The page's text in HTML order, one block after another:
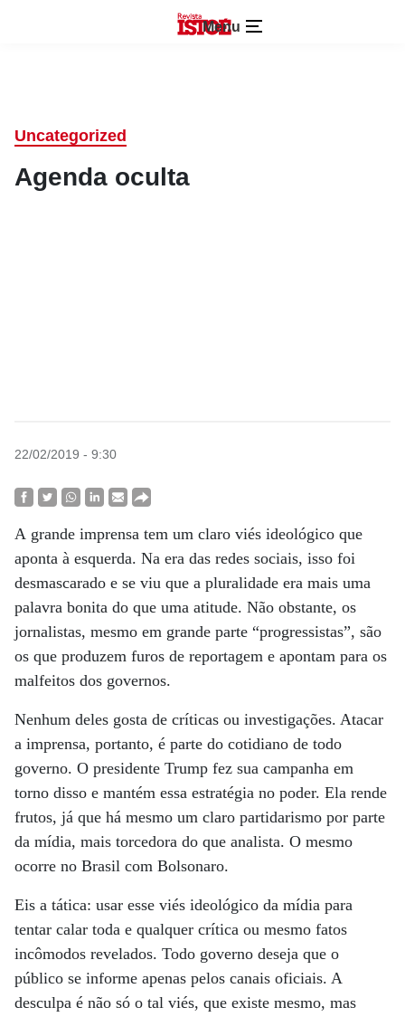
Menu
Uncategorized
Agenda oculta
22/02/2019 - 9:30
A grande imprensa tem um claro viés ideológico que
aponta à esquerda. Na era das redes sociais, isso foi
desmascarado e se viu que a pluralidade era mais uma
palavra bonita do que uma atitude. Não obstante, os
jornalistas, mesmo em grande parte “progressistas”, são
os que produzem furos de reportagem e apontam para os
malfeitos dos governos.
Nenhum deles gosta de críticas ou investigações. Atacar
a imprensa, portanto, é parte do cotidiano de todo
governo. O presidente Trump fez sua campanha em
torno disso e mantém essa estratégia no poder. Ela rende
frutos, já que há mesmo um claro partidarismo por parte
da mídia, mais torcedora do que analista. O mesmo
ocorre no Brasil com Bolsonaro.
Eis a tática: usar esse viés ideológico da mídia para
tentar calar toda e qualquer crítica ou mesmo fatos
incômodos revelados. Todo governo deseja que o
público se informe apenas pelos canais oficiais. A
desculpa é não só o tal viés, que existe mesmo, mas